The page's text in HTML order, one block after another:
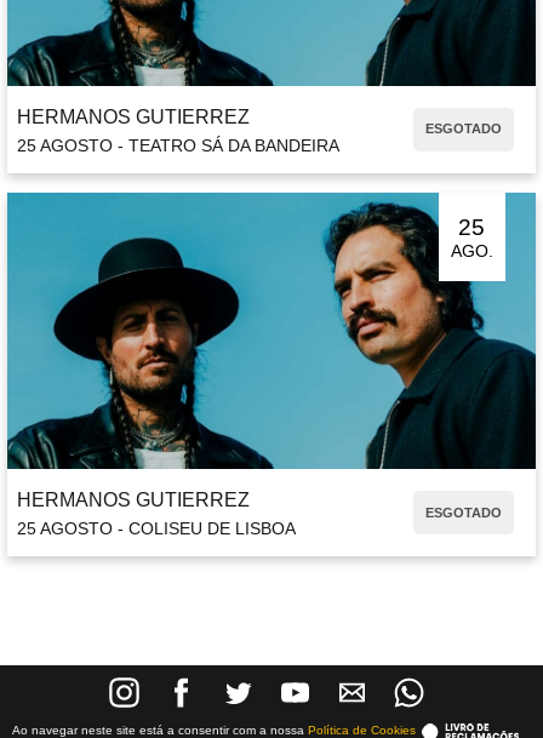
HERMANOS GUTIERREZ
25 AGOSTO - TEATRO SÁ DA BANDEIRA
ESGOTADO
25
AGO.
HERMANOS GUTIERREZ
25 AGOSTO - COLISEU DE LISBOA
ESGOTADO
Ao navegar neste site está a consentir com a nossa Política de Cookies